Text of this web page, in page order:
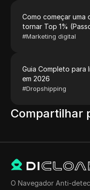
Como começar uma
tornar Top 1%
#Marketing digital
Guia Completo para
em 2026
#Dropshipping
Compartilhar
O Navegador Anti-